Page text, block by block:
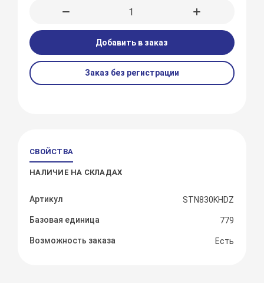
Добавить в заказ
Заказ без регистрации
СВОЙСТВА
НАЛИЧИЕ НА СКЛАДАХ
Артикул STN830KHDZ
Базовая единица 779
Возможность заказа Есть